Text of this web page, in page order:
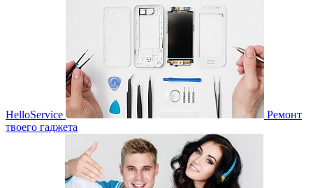
HelloService
Ремонт
твоего гаджета